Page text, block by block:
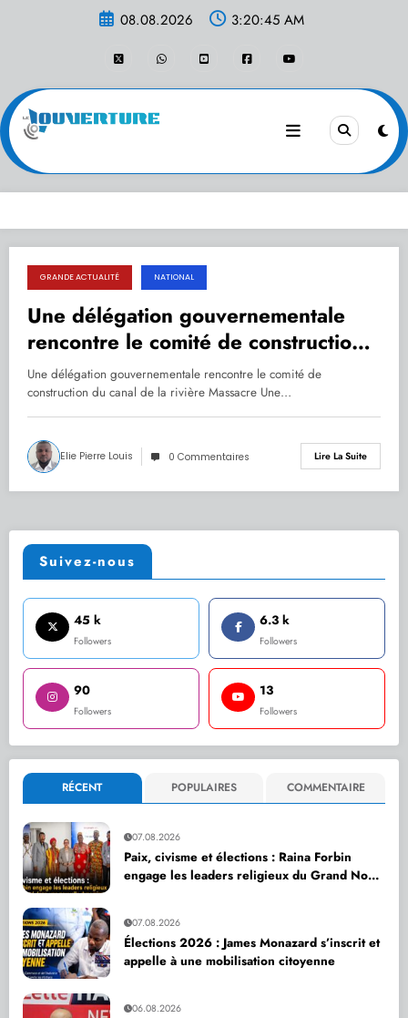
08.08.2026 3:20:45 AM
29.10.2023
GRANDE ACTUALITÉ NATIONAL
Une délégation gouvernementale
rencontre le comité de construction
du canal de la rivière Massacre
Une délégation gouvernementale rencontre le comité de
construction du canal de la rivière Massacre Une…
Elie Pierre Louis 0 Commentaires Lire La Suite
Suivez-nous
45 k
Followers
6.3 k
Followers
90
Followers
13
Followers
RÉCENT POPULAIRES COMMENTAIRE
07.08.2026
Paix, civisme et élections : Raina Forbin
engage les leaders religieux du Grand Nord
07.08.2026
Élections 2026 : James Monazard s’inscrit et
appelle à une mobilisation citoyenne
06.08.2026